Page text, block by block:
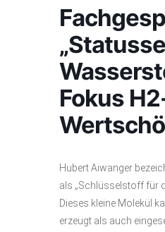
Fokus
Hubert Aiwanger
als „Schlüsselstoff für
Dieses kleine Molekül
erzeugt als auch